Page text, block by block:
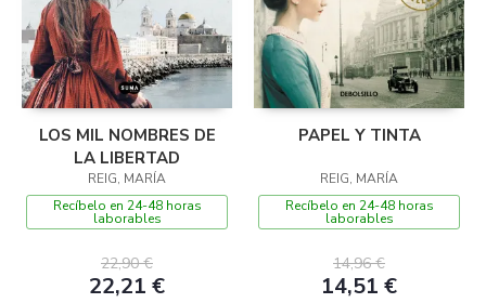
LOS MIL NOMBRES DE
LA LIBERTAD
REIG, MARÍA
Recíbelo en 24-48 horas
laborables
22,90 €
22,21 €
PAPEL Y TINTA
REIG, MARÍA
Recíbelo en 24-48 horas
laborables
14,96 €
14,51 €